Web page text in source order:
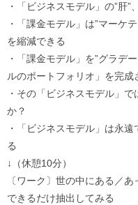
・「ビジネスモデル」の”肝
・「課金モデル」は”マーケ
を縮減できる
・「課金モデル」を”グラデ
ルのポートフォリオ」を完成
・その「ビジネスモデル」
か？
・「ビジネスモデル」は永
る
↓（休憩10分）
〔ワーク〕世の中にある／
できるだけ抽出してみる